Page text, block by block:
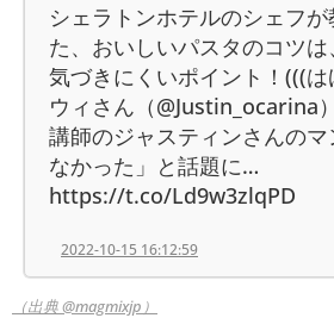
シェラトンホテルのシェフ
た、おいしいパスタのコツ
気づきにくいポイント！(((
ウィさん（@Justin_ocarina
講師のジャスティンさんのマ
なかった」と話題に…
https://t.co/Ld9w3zlqPD
2022-10-15 16:12:59
（出典 @magmixjp）